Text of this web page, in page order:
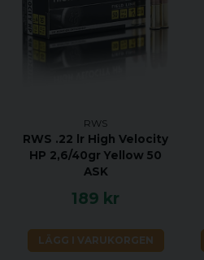
RWS
RWS .22 lr High Velocity
HP 2,6/40gr Yellow 50
ASK
189 kr
LÄGG I VARUKORGEN